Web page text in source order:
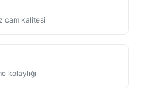
cam kalitesi
kolaylığı